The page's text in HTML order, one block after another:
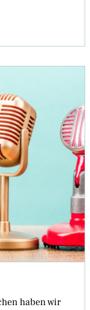
haben wir